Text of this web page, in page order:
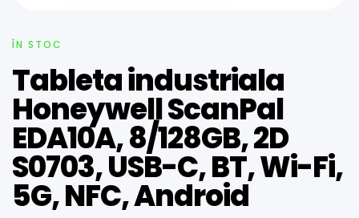
ÎN STOC
Tableta industriala
Honeywell ScanPal
EDA10A, 8/128GB, 2D
S0703, USB-C, BT, Wi-Fi,
5G, NFC, Android